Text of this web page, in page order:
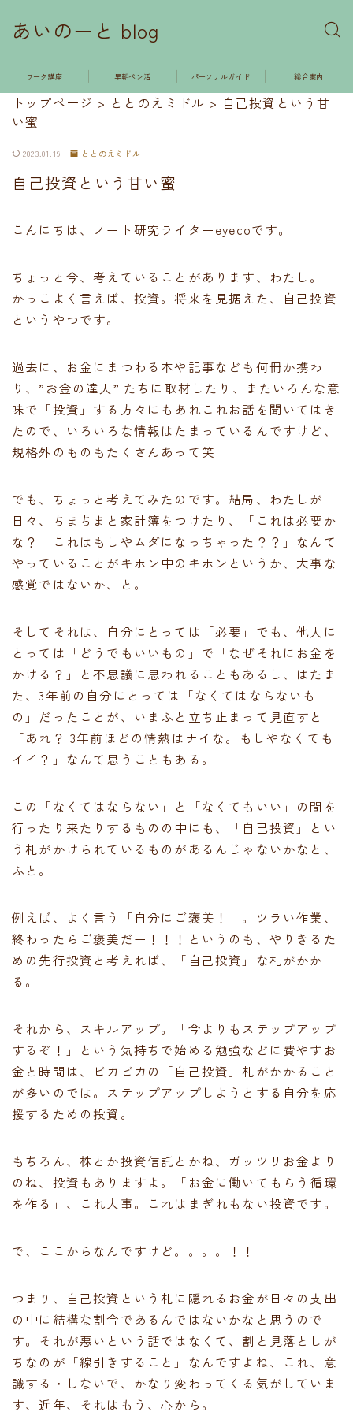
あいのーと blog
ワーク講座 早朝ペン活 パーソナルガイド 総合案内
トップページ > ととのえミドル > 自己投資という甘
い蜜
2023.01.19 ととのえミドル
自己投資という甘い蜜
こんにちは、ノート研究ライターeyecoです。
ちょっと今、考えていることがあります、わたし。
かっこよく言えば、投資。将来を見据えた、自己投資
というやつです。
過去に、お金にまつわる本や記事なども何冊か携わ
り、”お金の達人” たちに取材したり、またいろんな意
味で「投資」する方々にもあれこれお話を聞いてはき
たので、いろいろな情報はたまっているんですけど、
規格外のものもたくさんあって笑
でも、ちょっと考えてみたのです。結局、わたしが
日々、ちまちまと家計簿をつけたり、「これは必要か
な？ これはもしやムダになっちゃった？？」なんて
やっていることがキホン中のキホンというか、大事な
感覚ではないか、と。
そしてそれは、自分にとっては「必要」でも、他人に
とっては「どうでもいいもの」で「なぜそれにお金を
かける？」と不思議に思われることもあるし、はたま
た、3年前の自分にとっては「なくてはならないも
の」だったことが、いまふと立ち止まって見直すと
「あれ？ 3年前ほどの情熱はナイな。もしやなくても
イイ？」なんて思うこともある。
この「なくてはならない」と「なくてもいい」の間を
行ったり来たりするものの中にも、「自己投資」とい
う札がかけられているものがあるんじゃないかなと、
ふと。
例えば、よく言う「自分にご褒美！」。ツラい作業、
終わったらご褒美だー！！！というのも、やりきるた
めの先行投資と考えれば、「自己投資」な札がかか
る。
それから、スキルアップ。「今よりもステップアップ
するぞ！」という気持ちで始める勉強などに費やすお
金と時間は、ビカビカの「自己投資」札がかかること
が多いのでは。ステップアップしようとする自分を応
援するための投資。
もちろん、株とか投資信託とかね、ガッツリお金より
のね、投資もありますよ。「お金に働いてもらう循環
を作る」、これ大事。これはまぎれもない投資です。
で、ここからなんですけど。。。。！！
つまり、自己投資という札に隠れるお金が日々の支出
の中に結構な割合であるんではないかなと思うので
す。それが悪いという話ではなくて、割と見落としが
ちなのが「線引きすること」なんですよね、これ、意
識する・しないで、かなり変わってくる気がしていま
す、近年、それはもう、心から。